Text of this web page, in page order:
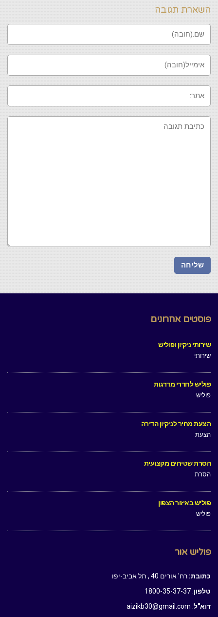
השארת תגובה
פוסטים אחרונים
שירותי ניקיון ופוליש
שירותי
פוליש לחדרי מדרגות
פוליש
הצעת מחיר לניקיון הדירה
הצעת
הסרת שטיחים מקצועית
הסרת
פוליש באיזור הצפון
פוליש
פוליש אור
כתובת: רח' אורים 40 , תל אביב-יפו
טלפון: 1800-35-37-37
דוא"ל: aizikb30@gmail.com